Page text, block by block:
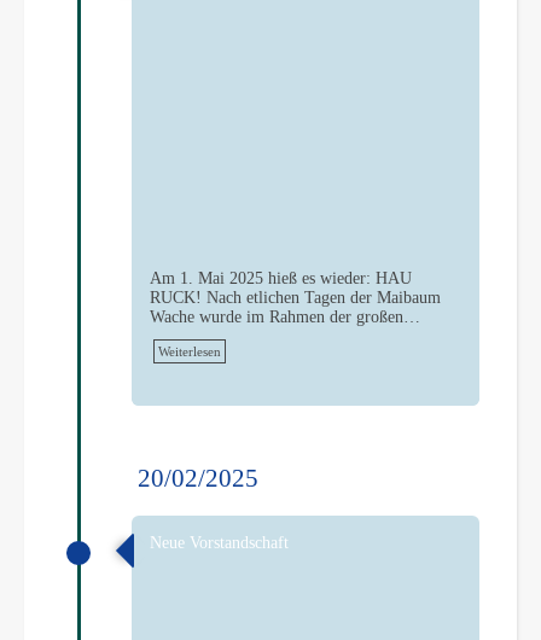
Am 1. Mai 2025 hieß es wieder: HAU
RUCK! Nach etlichen Tagen der Maibaum
Wache wurde im Rahmen der großen…
Weiterlesen
20/02/2025
Neue Vorstandschaft